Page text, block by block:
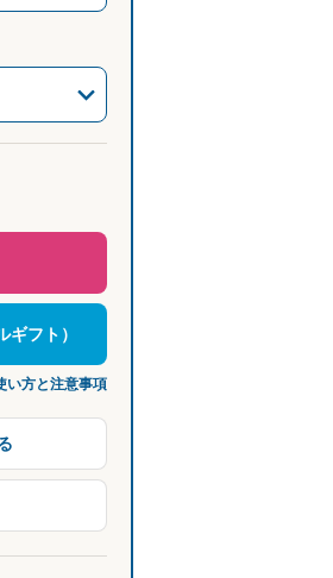
フト）
い方と注意事項